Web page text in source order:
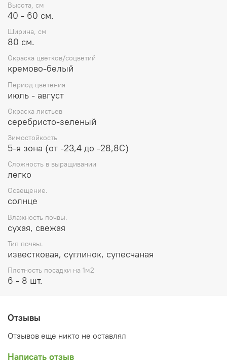
Высота, см
40 - 60 см.
Ширина, см
80 см.
Окраска цветков/соцветий
кремово-белый
Период цветения
июль - август
Окраска листьев
серебристо-зеленый
Зимостойкость
5-я зона (от -23,4 до -28,8С)
Сложность в выращивании
легко
Освещение.
солнце
Влажность почвы.
сухая, свежая
Тип почвы.
известковая, суглинок, супесчаная
Плотность посадки на 1м2
6 - 8 шт.
Отзывы
Отзывов еще никто не оставлял
Написать отзыв